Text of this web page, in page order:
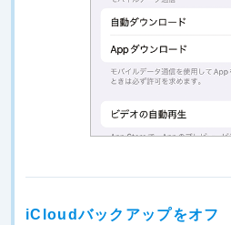
iCloudバックアップをオフ